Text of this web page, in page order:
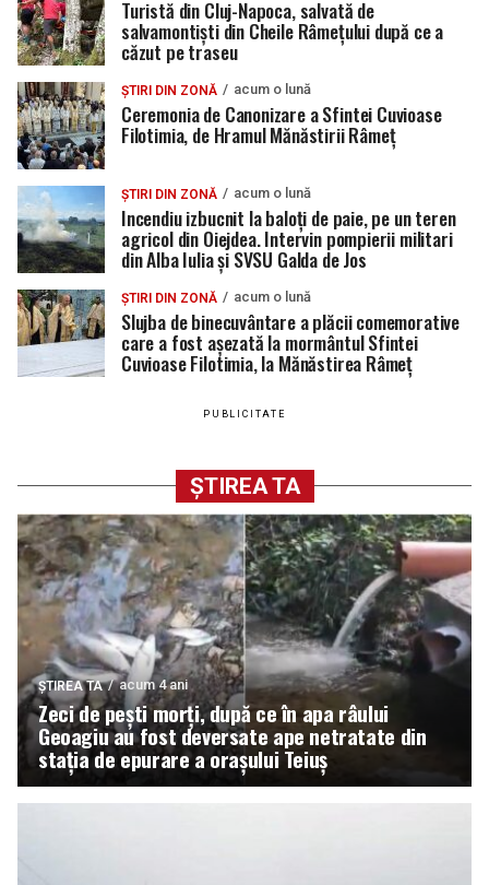
Turistă din Cluj-Napoca, salvată de
salvamontiști din Cheile Râmețului după ce a
căzut pe traseu
ȘTIRI DIN ZONĂ acum o lună
Ceremonia de Canonizare a Sfintei Cuvioase
Filotimia, de Hramul Mănăstirii Râmeț
ȘTIRI DIN ZONĂ acum o lună
Incendiu izbucnit la baloți de paie, pe un teren
agricol din Oiejdea. Intervin pompierii militari
din Alba Iulia și SVSU Galda de Jos
ȘTIRI DIN ZONĂ acum o lună
Slujba de binecuvântare a plăcii comemorative
care a fost așezată la mormântul Sfintei
Cuvioase Filotimia, la Mănăstirea Râmeț
PUBLICITATE
ȘTIREA TA
ȘTIREA TA acum 4 ani
Zeci de pești morți, după ce în apa râului
Geoagiu au fost deversate ape netratate din
stația de epurare a orașului Teiuș